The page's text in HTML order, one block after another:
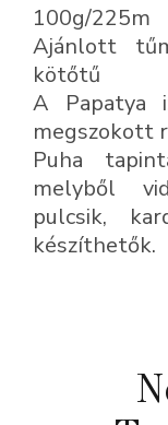
1005
mennyiség
100g/225m
Ajánlott
kötőtű
A Papatya
megszokott
Puha
melyből
pulcsik,
készíthetők.